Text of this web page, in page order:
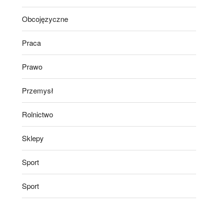
Obcojęzyczne
Praca
Prawo
Przemysł
Rolnictwo
Sklepy
Sport
Sport